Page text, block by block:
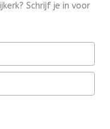
Schrijf je in voor